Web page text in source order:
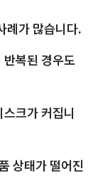
례가 많습니다.
반복된 경우도
크가 커집니
상태가 떨어진